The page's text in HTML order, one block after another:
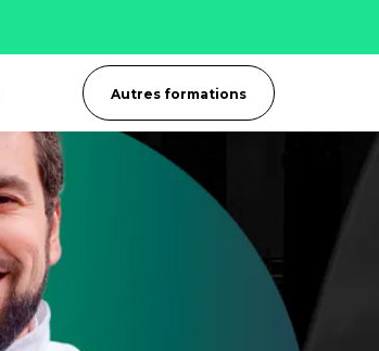
Autres formations